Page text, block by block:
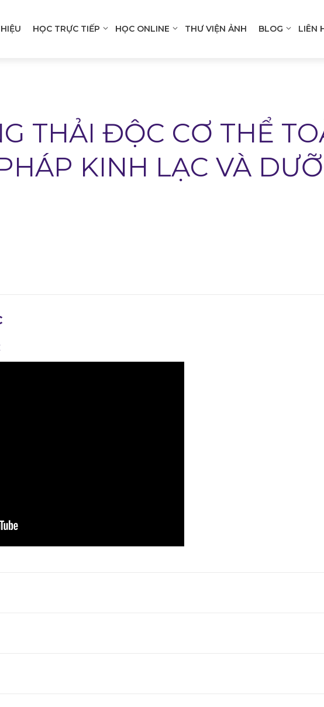
HỌC TRỰC TIẾP HỌC ONLINE THƯ VIỆN ẢNH BLOG LIÊN
THẢI ĐỘC CƠ THỂ
KINH LẠC VÀ